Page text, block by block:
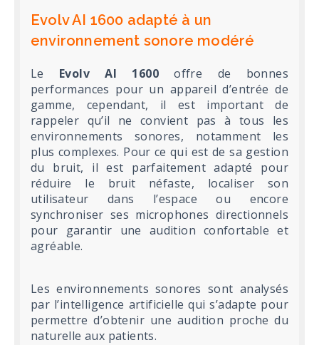
Evolv AI 1600 adapté à un
environnement sonore modéré
Le Evolv AI 1600 offre de bonnes
performances pour un appareil d’entrée de
gamme, cependant, il est important de
rappeler qu’il ne convient pas à tous les
environnements sonores, notamment les
plus complexes. Pour ce qui est de sa gestion
du bruit, il est parfaitement adapté pour
réduire le bruit néfaste, localiser son
utilisateur dans l’espace ou encore
synchroniser ses microphones directionnels
pour garantir une audition confortable et
agréable.
Les environnements sonores sont analysés
par l’intelligence artificielle qui s’adapte pour
permettre d’obtenir une audition proche du
naturelle aux patients.